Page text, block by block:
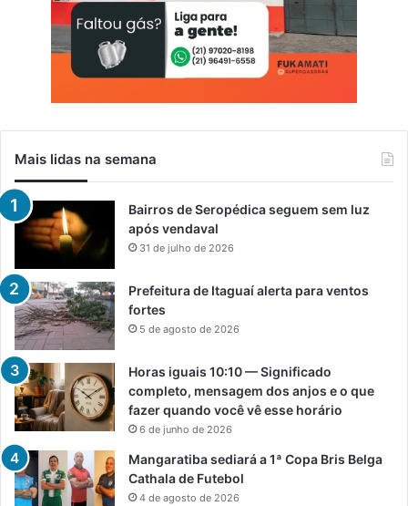
Mais lidas na semana
Bairros de Seropédica seguem sem luz
após vendaval
31 de julho de 2026
Prefeitura de Itaguaí alerta para ventos
fortes
5 de agosto de 2026
Horas iguais 10:10 — Significado
completo, mensagem dos anjos e o que
fazer quando você vê esse horário
6 de junho de 2026
Mangaratiba sediará a 1ª Copa Bris Belga
Cathala de Futebol
4 de agosto de 2026